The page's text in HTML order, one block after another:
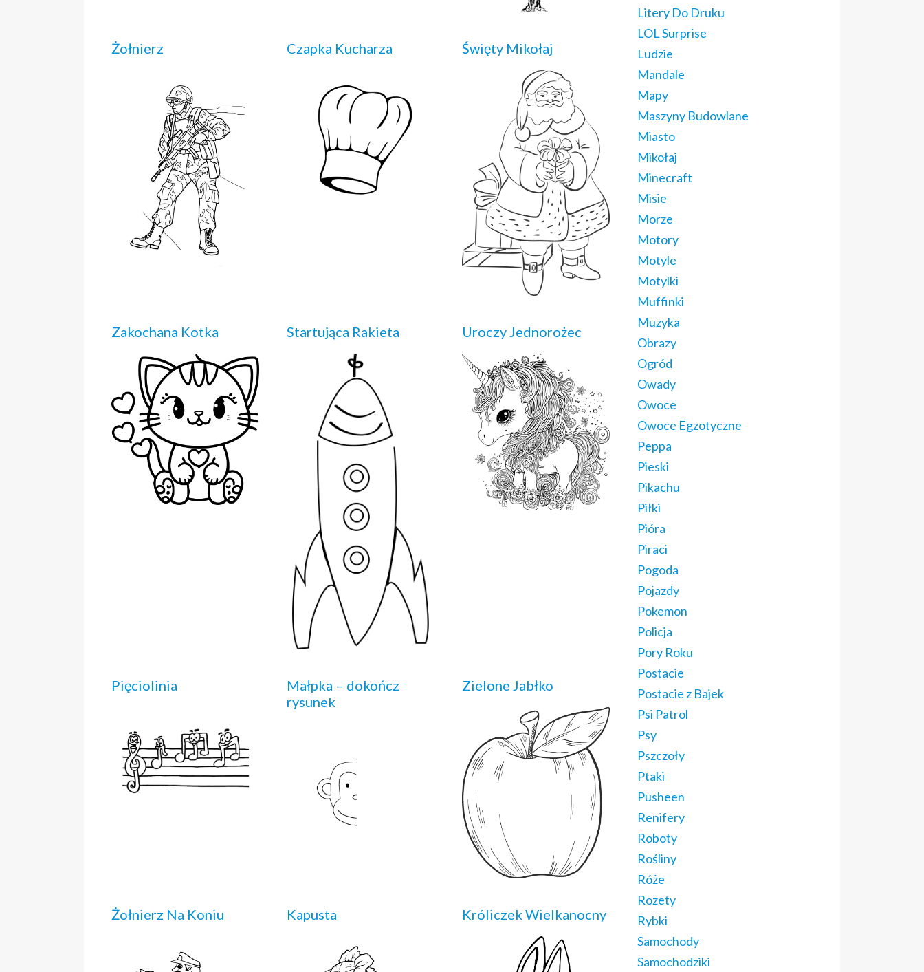
Żołnierz Czapka Kucharza Święty Mikołaj
Zakochana Kotka Startująca Rakieta Uroczy Jednorożec
Pięciolinia
Małpka – dokończ
rysunek
Zielone Jabłko
Żołnierz Na Koniu Kapusta Króliczek Wielkanocny
Litery Do Druku
LOL Surprise
Ludzie
Mandale
Mapy
Maszyny Budowlane
Miasto
Mikołaj
Minecraft
Misie
Morze
Motory
Motyle
Motylki
Muffinki
Muzyka
Obrazy
Ogród
Owady
Owoce
Owoce Egzotyczne
Peppa
Pieski
Pikachu
Piłki
Pióra
Piraci
Pogoda
Pojazdy
Pokemon
Policja
Pory Roku
Postacie
Postacie z Bajek
Psi Patrol
Psy
Pszczoły
Ptaki
Pusheen
Renifery
Roboty
Rośliny
Róże
Rozety
Rybki
Samochody
Samochodziki